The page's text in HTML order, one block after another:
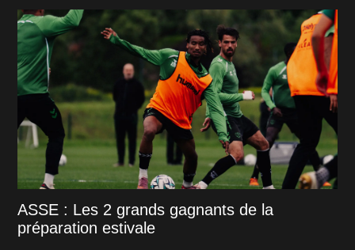
ASSE : Les 2 grands gagnants de la
préparation estivale